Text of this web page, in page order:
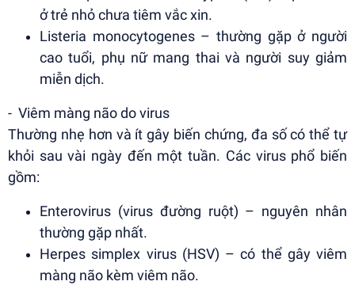
ở trẻ nhỏ chưa tiêm vắc xin.
Listeria monocytogenes – thường gặp ở người
cao tuổi, phụ nữ mang thai và người suy giảm
miễn dịch.
- Viêm màng não do virus
Thường nhẹ hơn và ít gây biến chứng, đa số có thể tự
khỏi sau vài ngày đến một tuần. Các virus phổ biến
gồm:
Enterovirus (virus đường ruột) – nguyên nhân
thường gặp nhất.
Herpes simplex virus (HSV) – có thể gây viêm
màng não kèm viêm não.